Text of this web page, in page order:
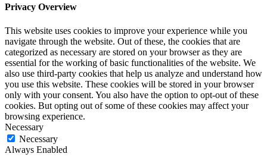
Privacy Overview
This website uses cookies to improve your experience while you
navigate through the website. Out of these, the cookies that are
categorized as necessary are stored on your browser as they are
essential for the working of basic functionalities of the website. We
also use third-party cookies that help us analyze and understand how
you use this website. These cookies will be stored in your browser
only with your consent. You also have the option to opt-out of these
cookies. But opting out of some of these cookies may affect your
browsing experience.
Necessary
Necessary
Always Enabled